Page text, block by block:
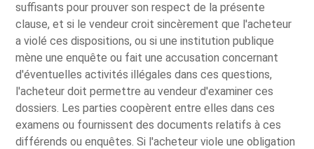
suffisants pour prouver son respect de la présente
clause, et si le vendeur croit sincèrement que l'acheteur
a violé ces dispositions, ou si une institution publique
mène une enquête ou fait une accusation concernant
d'éventuelles activités illégales dans ces questions,
l'acheteur doit permettre au vendeur d'examiner ces
dossiers. Les parties coopèrent entre elles dans ces
examens ou fournissent des documents relatifs à ces
différends ou enquêtes. Si l'acheteur viole une obligation